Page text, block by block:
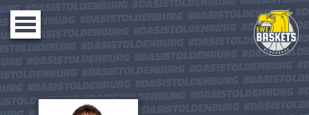
Toggle
navigation